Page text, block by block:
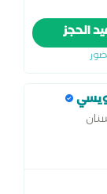
الحجز